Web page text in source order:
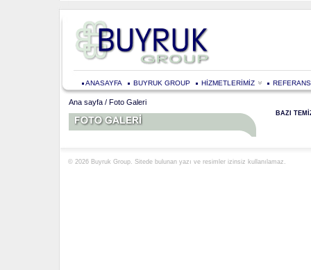
ANASAYFA BUYRUK GROUP HİZMETLERİMİZ
Ana sayfa / Foto Galeri
BAZI
© 2026 Buyruk Group. Sitede bulunan yazı ve resimler izinsiz kullanılamaz.